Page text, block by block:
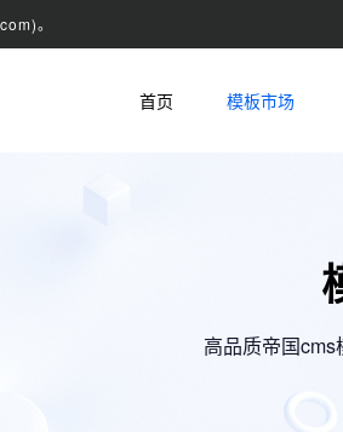
。
首页 模板市场
高品质帝国